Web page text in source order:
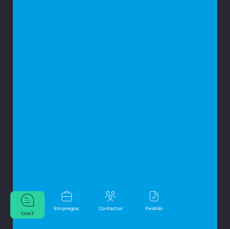
Empregos Contactos
Pedido
CHAT